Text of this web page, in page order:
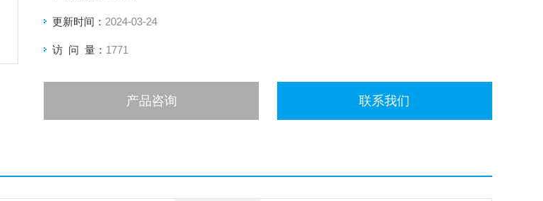
器。回收的产品：示波器、万用表、网络分析仪、频谱分析仪、CMW500测试机、信号发生器、
更新时间： 2024-03-24
访 问 量： 1771
产品咨询 联系我们